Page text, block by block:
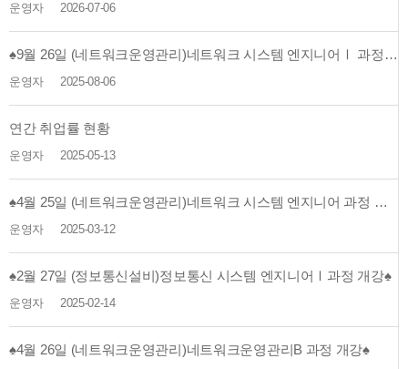
운영자 2026-07-06
♠9월 26일 (네트워크운영관리)네트워크 시스템 엔지니어Ⅰ 과정 개강♠
운영자 2025-08-06
연간 취업률 현황
운영자 2025-05-13
♠4월 25일 (네트워크운영관리)네트워크 시스템 엔지니어 과정 개강♠
운영자 2025-03-12
♠2월 27일 (정보통신설비)정보통신 시스템 엔지니어Ⅰ과정 개강♠
운영자 2025-02-14
♠4월 26일 (네트워크운영관리)네트워크운영관리B 과정 개강♠